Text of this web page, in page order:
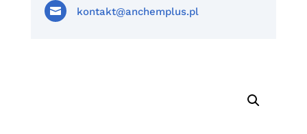
 kontakt@anchemplus.pl